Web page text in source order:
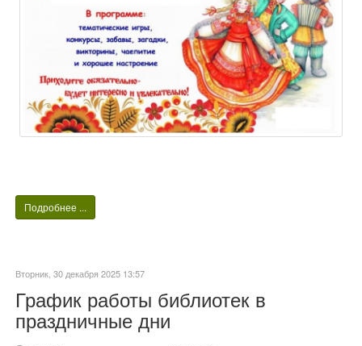
Подробнее ...
Вторник, 30 декабря 2025 13:57
График работы библиотек в
праздничные дни